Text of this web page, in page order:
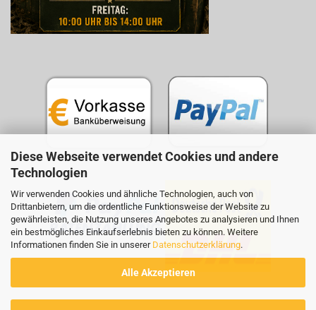
Diese Webseite verwendet Cookies und andere
Technologien
Wir verwenden Cookies und ähnliche Technologien, auch von
Drittanbietern, um die ordentliche Funktionsweise der Website zu
gewährleisten, die Nutzung unseres Angebotes zu analysieren und Ihnen
ein bestmögliches Einkaufserlebnis bieten zu können. Weitere
Informationen finden Sie in unserer Datenschutzerklärung.
Alle Akzeptieren